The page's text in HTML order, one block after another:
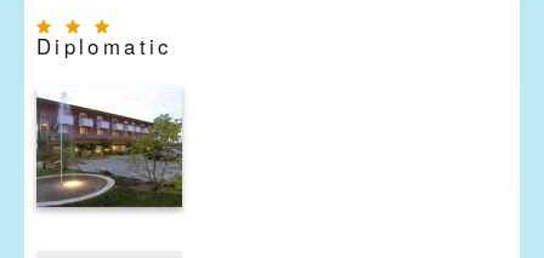
Diplomatic